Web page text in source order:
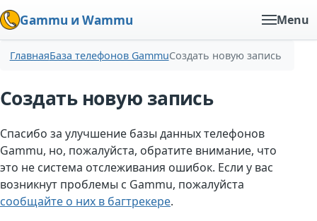
Gammu и Wammu Menu
ГлавнаяБаза телефонов GammuСоздать новую запись
Создать новую запись
Спасибо за улучшение базы данных телефонов
Gammu, но, пожалуйста, обратите внимание, что
это не система отслеживания ошибок. Если у вас
возникнут проблемы с Gammu, пожалуйста
сообщайте о них в багтрекере.